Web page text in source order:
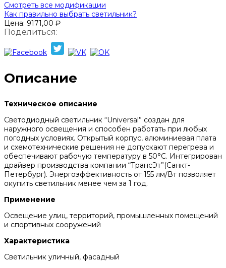
Смотреть все модификации
Как правильно выбрать светильник?
Цена: 9171,00 ₽
Поделиться:
Описание
Техническое описание
Светодиодный светильник “Universal” создан для
наружного освещения и способен работать при любых
погодных условиях. Открытый корпус, алюминиевая плата
и схемотехнические решения не допускают перегрева и
обеспечивают рабочую температуру в 50°C. Интегрирован
драйвер производства компании “ТрансЭт”(Санкт-
Петербург). Энергоэффективность от 155 лм/Вт позволяет
окупить светильник менее чем за 1 год.
Применение
Освещение улиц, территорий, промышленных помещений
и спортивных сооружений
Характеристика
Светильник уличный, фасадный